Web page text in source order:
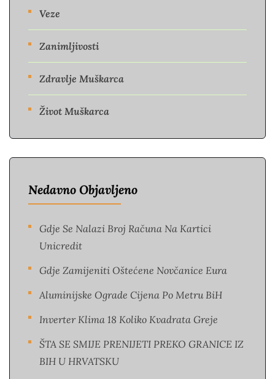
Veze
Zanimljivosti
Zdravlje Muškarca
Život Muškarca
Nedavno Objavljeno
Gdje Se Nalazi Broj Računa Na Kartici
Unicredit
Gdje Zamijeniti Oštećene Novčanice Eura​
Aluminijske Ograde Cijena Po Metru BiH
Inverter Klima 18 Koliko Kvadrata Greje
ŠTA SE SMIJE PRENIJETI PREKO GRANICE IZ
BIH U HRVATSKU